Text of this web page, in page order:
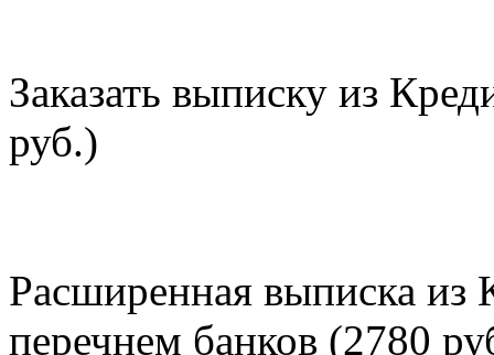
Заказать выписку из
руб.)
Расширенная выписка из
перечнем банков (2780